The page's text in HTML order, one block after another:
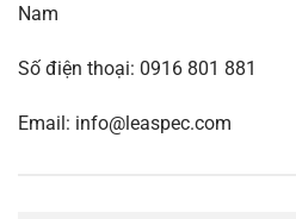
Nam​
Số điện thoại: 0916 801 881​
Email: info@leaspec.com